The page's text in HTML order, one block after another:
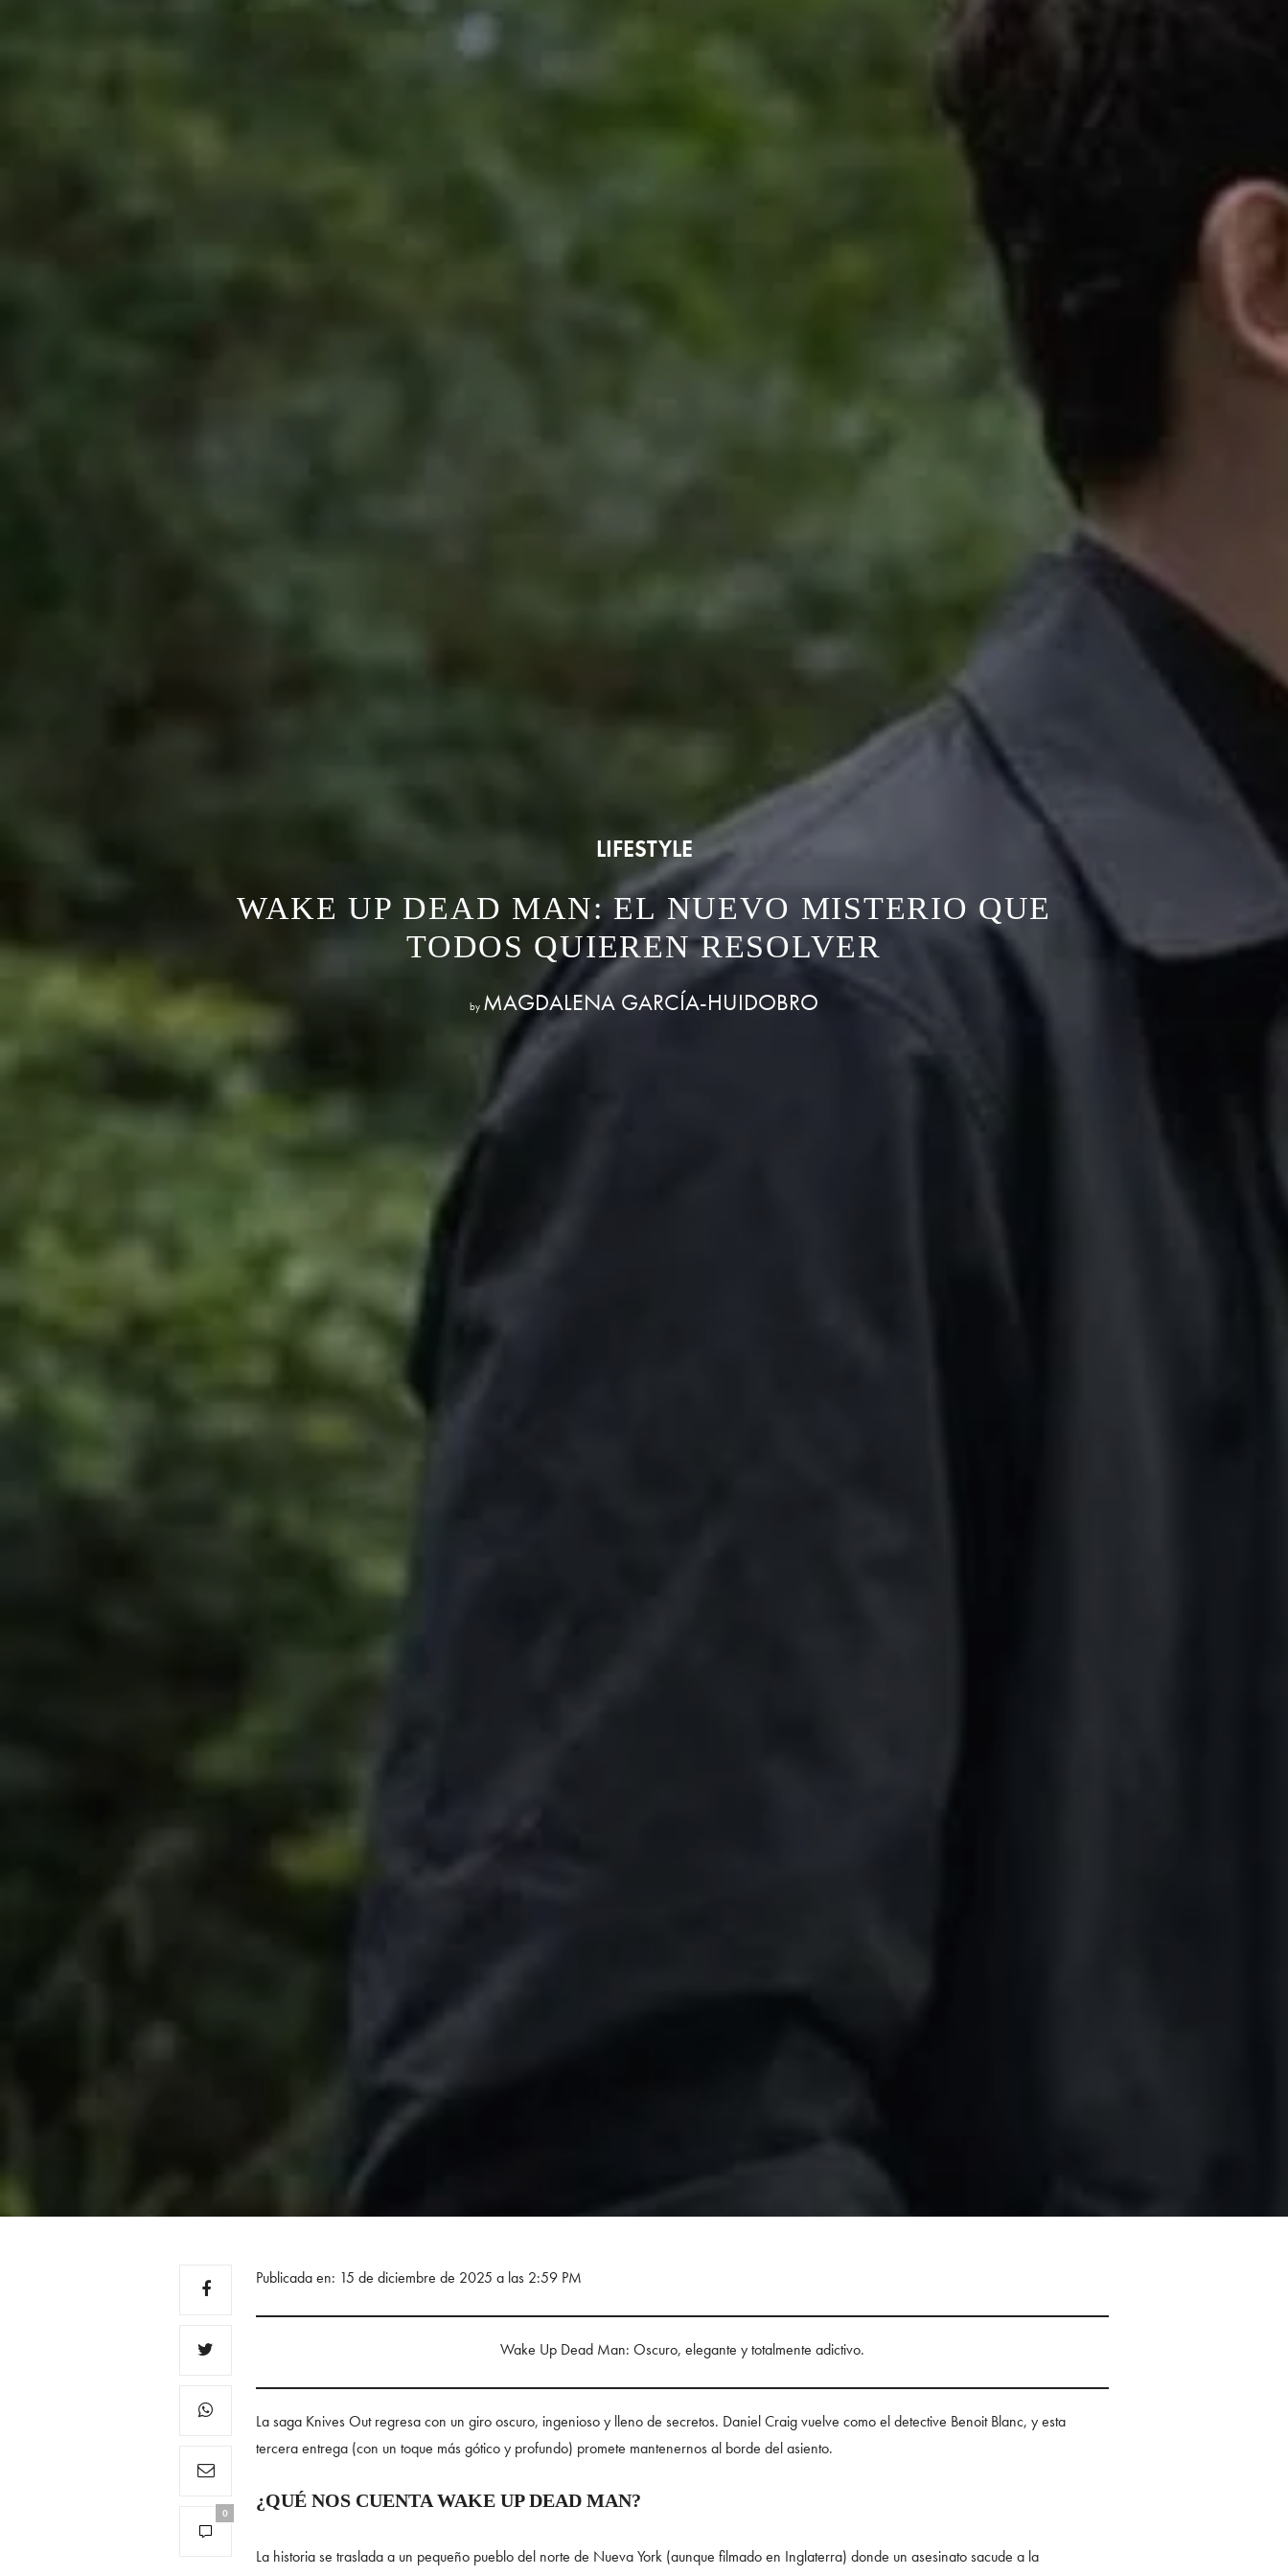
LIFESTYLE
WAKE UP DEAD MAN: EL NUEVO MISTERIO QUE
TODOS QUIEREN RESOLVER
by MAGDALENA GARCÍA-HUIDOBRO
0
Publicada en: 15 de diciembre de 2025 a las 2:59 PM
Wake Up Dead Man: Oscuro, elegante y totalmente adictivo.
La saga Knives Out regresa con un giro oscuro, ingenioso y lleno de secretos. Daniel Craig vuelve como el detective Benoit Blanc, y esta
tercera entrega (con un toque más gótico y profundo) promete mantenernos al borde del asiento.
¿QUÉ NOS CUENTA WAKE UP DEAD MAN?
La historia se traslada a un pequeño pueblo del norte de Nueva York (aunque filmado en Inglaterra) donde un asesinato sacude a la